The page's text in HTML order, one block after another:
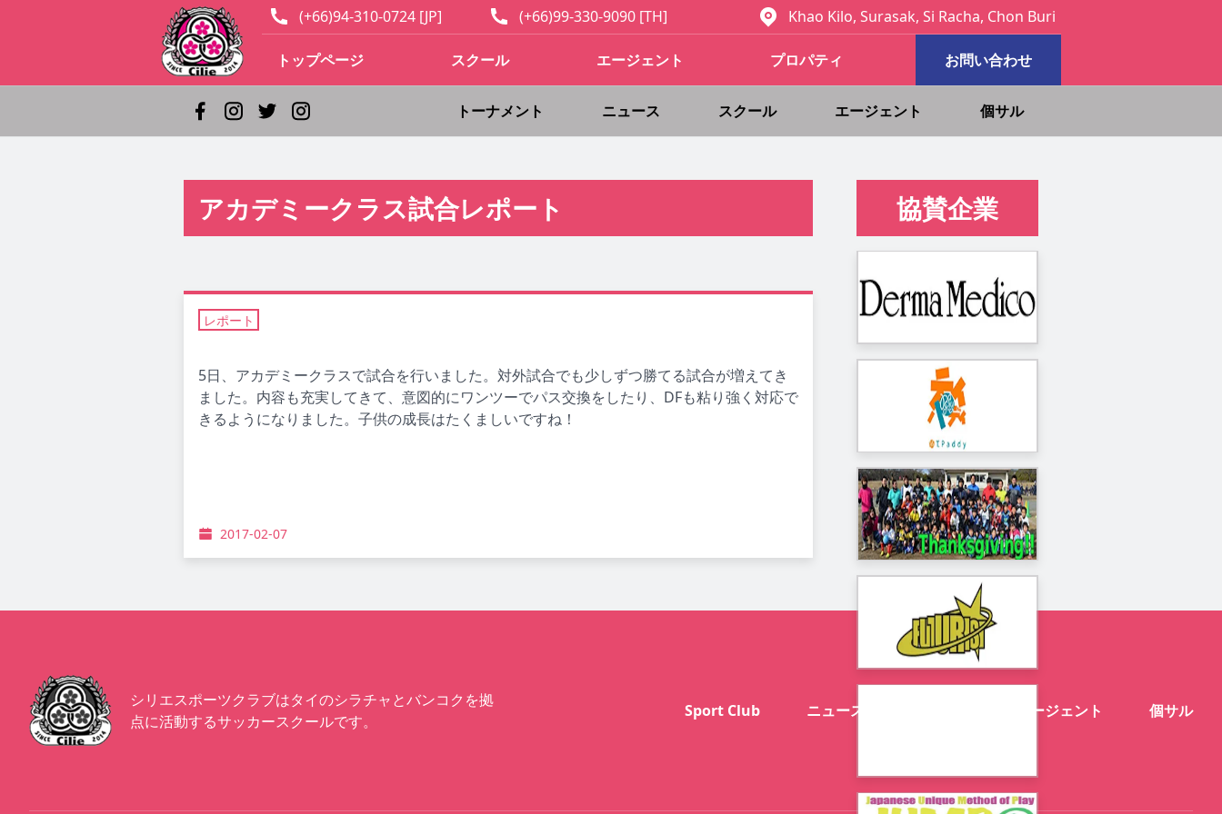
(+66)94-310-0724 [JP] (+66)99-330-9090 [TH] Khao Kilo, Surasak, Si Racha, Chon Buri
トップページ スクール エージェント プロパティ お問い合わせ
トーナメント ニュース スクール エージェント 個サル
アカデミークラス試合レポート
レポート
5日、アカデミークラスで試合を行いました。対外試合でも少しずつ勝てる試合が増えてき
ました。内容も充実してきて、意図的にワンツーでパス交換をしたり、DFも粘り強く対応で
きるようになりました。子供の成長はたくましいですね！
2017-02-07
協賛企業
シリエスポーツクラブはタイのシラチャとバンコクを拠
点に活動するサッカースクールです。
Sport Club ニュース エージェント 個サル